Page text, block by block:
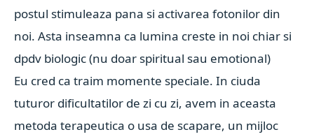
postul stimuleaza pana si activarea fotonilor din
noi. Asta inseamna ca lumina creste in noi chiar si
dpdv biologic (nu doar spiritual sau emotional)
Eu cred ca traim momente speciale. In ciuda
tuturor dificultatilor de zi cu zi, avem in aceasta
metoda terapeutica o usa de scapare, un mijloc